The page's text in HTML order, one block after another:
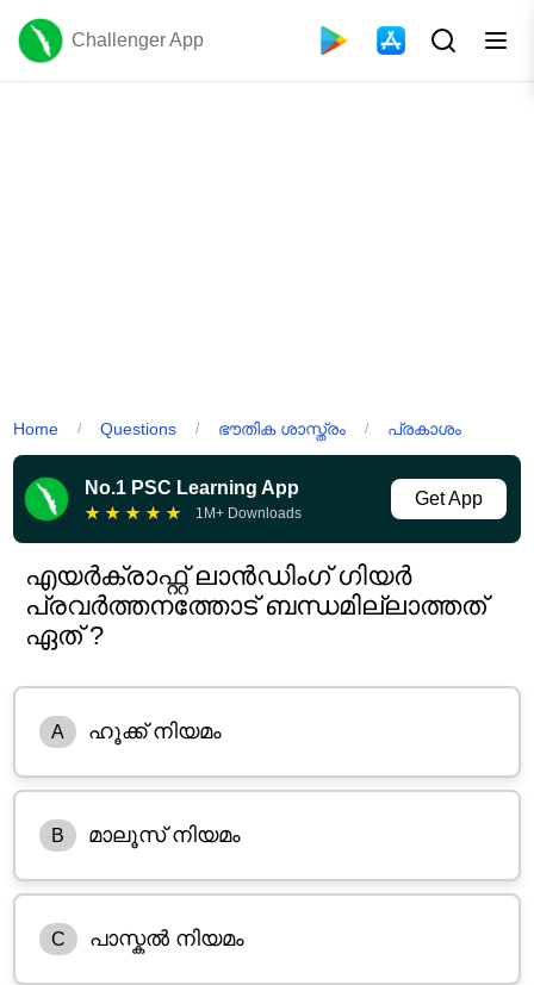
Challenger App
Home / Questions / ഭൗതിക ശാസ്ത്രം / പ്രകാശം
No.1 PSC Learning App
★ ★ ★ ★ ★ 1M+ Downloads
Get App
എയർക്രാഫ്റ്റ് ലാൻഡിംഗ് ഗിയർ
പ്രവർത്തനത്തോട് ബന്ധമില്ലാത്തത്
ഏത് ?
A ഹൂക്ക് നിയമം
B മാലൂസ് നിയമം
C പാസ്കൽ നിയമം